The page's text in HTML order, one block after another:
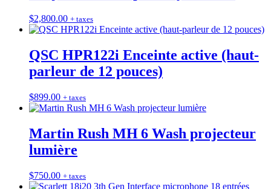
$2,800.00 + taxes
QSC HPR122i Enceinte active (haut-
parleur de 12 pouces)
$899.00 + taxes
Martin Rush MH 6 Wash projecteur
lumière
$750.00 + taxes